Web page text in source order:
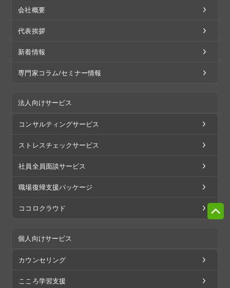
会社概要
代表挨拶
新着情報
専門家コラム/セミナー情報
法人向けサービス
コンサルティングサービス
ストレスチェックサービス
社員全員面談サービス
職場復帰支援パッケージ
ココロクラウド
個人向けサービス
カウンセリング
こころ学習支援